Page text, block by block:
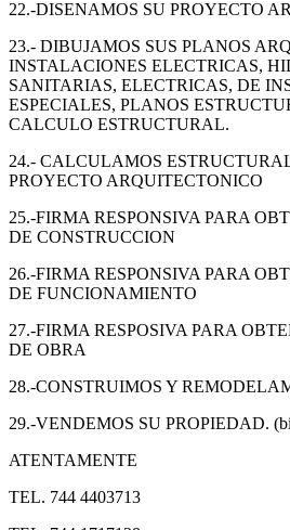
22.-DISENAMOS SU PROYECTO
23.- DIBUJAMOS SUS PLANOS
INSTALACIONES ELECTRICAS,
SANITARIAS, ELECTRICAS, DE
ESPECIALES, PLANOS
CALCULO ESTRUCTURAL.
24.- CALCULAMOS
PROYECTO ARQUITECTONICO
25.-FIRMA RESPONSIVA PARA
DE CONSTRUCCION
26.-FIRMA RESPONSIVA PARA
DE FUNCIONAMIENTO
27.-FIRMA RESPOSIVA PARA
DE OBRA
28.-CONSTRUIMOS Y
29.-VENDEMOS SU PROPIEDAD.
ATENTAMENTE
TEL. 744 4403713